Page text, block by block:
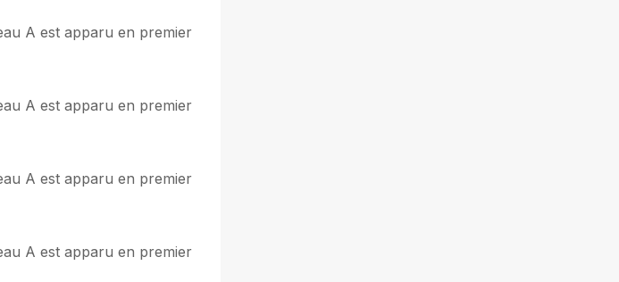
A est apparu en premier
A est apparu en premier
A est apparu en premier
A est apparu en premier